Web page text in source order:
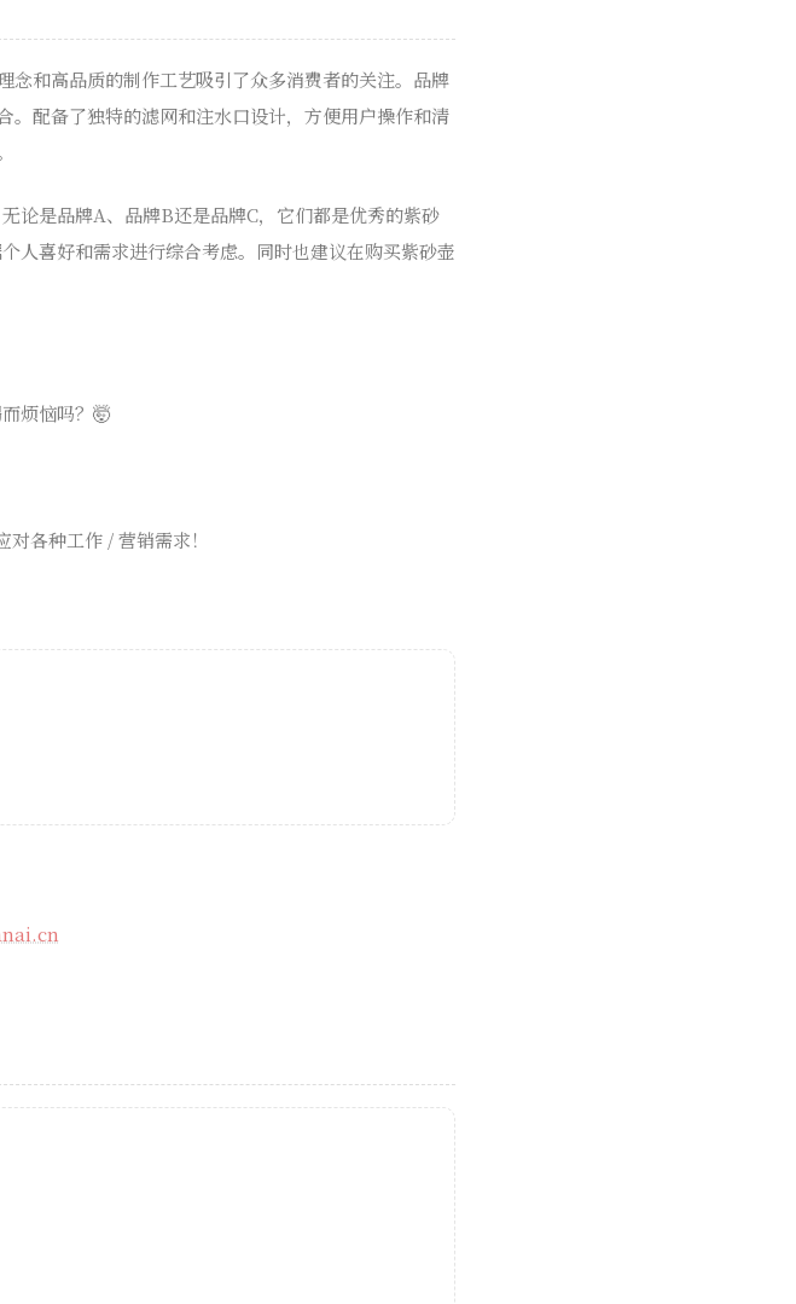
念和高品质的制作工艺吸引了众多消费者的关注。品牌
。配备了独特的滤网和注水口设计，方便用户操作和清
论是品牌A、品牌B还是品牌C，它们都是优秀的紫砂
人喜好和需求进行综合考虑。同时也建议在购买紫砂壶
烦恼吗？🤯
各种工作 / 营销需求！